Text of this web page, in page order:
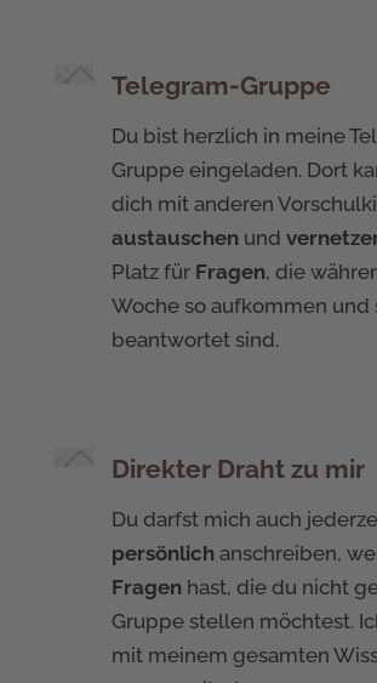
Telegram-Gruppe
Du bist herzlich in meine
Gruppe eingeladen. Dort
dich mit anderen
austauschenund
Platz für Fragen, die
Woche so aufkommen und
beantwortet sind.
Direkter Draht zu mir
Du darfst mich auch
persönlichanschreiben,
Fragenhast, die du nicht
Gruppe stellen möchtest.
mit meinem gesamten